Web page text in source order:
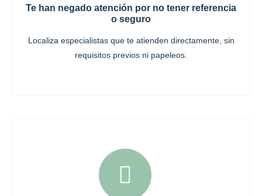
Te han negado atención por no tener referencia
o seguro
Localiza especialistas que te atienden directamente, sin
requisitos previos ni papeleos.